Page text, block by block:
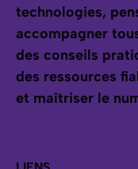
technologies,
accompagner
des conseils
des ressources
et maîtriser le